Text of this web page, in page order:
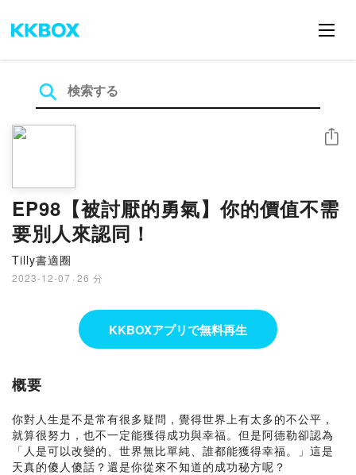
EP98【被討厭的勇氣】你的價值不需
要別人來認同！
Tilly書適圈
2023-12-07 · 26 分
シェア
KKBOXアプリで無料再生
概要
你對人生是不是常有很多疑問，覺得世界上有太多的不公平，
就算很努力，也不一定能獲得成功與幸福。但是阿德勒卻認為
「人是可以改變的、世界無比單純、誰都能獲得幸福。」這是
天真的傻人傻話？還是你從來不知道的成功秘方呢？